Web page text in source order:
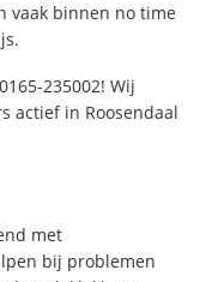
vaak binnen no time
235002! Wij
actief in Roosendaal
met
bij problemen